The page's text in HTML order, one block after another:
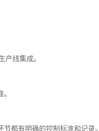
产线集成。
都有明确的控制标准和记录。